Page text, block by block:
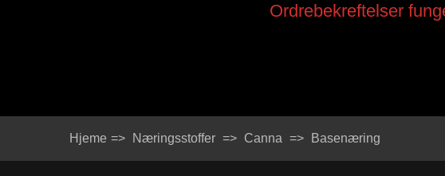
Ordrebekreftelser
Hjeme => Næringsstoffer => Canna => Basenæring